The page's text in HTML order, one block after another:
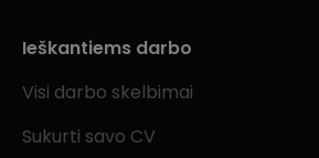
Ieškantiems darbo
Visi darbo skelbimai
Sukurti savo CV